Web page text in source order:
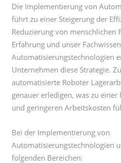
Die Implementierung von
führt zu einer Steigerung der
Reduzierung von menschlichen
Erfahrung und unser
Automatisierungstechnologien
Unternehmen diese Strategie.
automatisierte Roboter
genauer erledigen, was zu
und geringeren Arbeitskosten
Bei der Implementierung von
Automatisierungstechnologien
folgenden Bereichen: